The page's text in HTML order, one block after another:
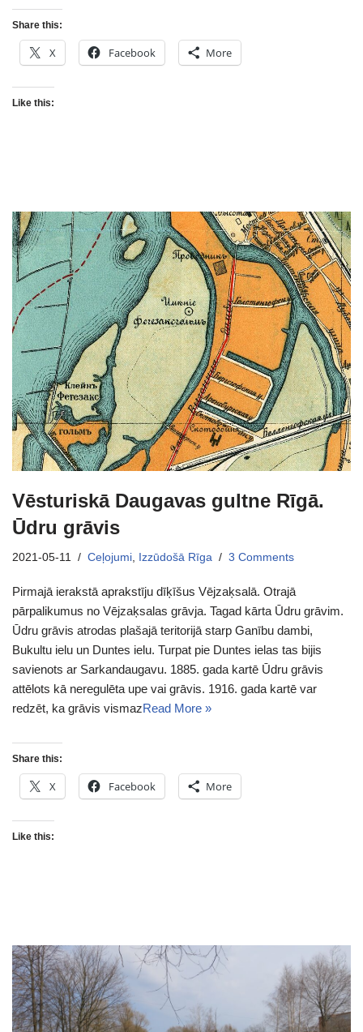
Share this:
X Facebook More
Like this:
Vēsturiskā Daugavas gultne Rīgā.
Ūdru grāvis
2021-05-11 Ceļojumi Izzūdošā Rīga 3 Comments
Pirmajā ierakstā aprakstīju dīķīšus Vējzaķsalā. Otrajā
pārpalikumus no Vējzaķsalas grāvja. Tagad kārta Ūdru grāvim.
Ūdru grāvis atrodas plašajā teritorijā starp Ganību dambi,
Bukultu ielu un Duntes ielu. Turpat pie Duntes ielas tas bijis
savienots ar Sarkandaugavu. 1885. gada kartē Ūdru grāvis
attēlots kā neregulēta upe vai grāvis. 1916. gada kartē var
redzēt, ka grāvis vismazRead More »
Share this:
X Facebook More
Like this: